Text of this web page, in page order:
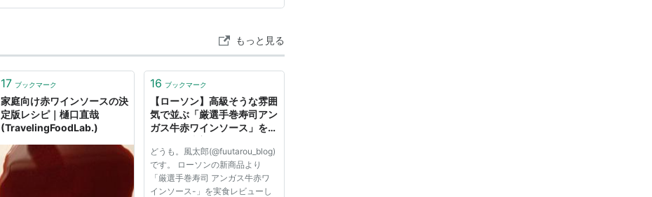
もっと見る
17 ブックマーク
家庭向け赤ワインソースの決
定版レシピ｜樋口直哉
(TravelingFoodLab.)
16 ブックマーク
【ローソン】高級そうな雰囲
気で並ぶ「厳選手巻寿司アン
ガス牛赤ワインソース」を実
どうも。風太郎(@fuutarou_blog)
です。 ローソンの新商品より
「厳選手巻寿司 アンガス牛赤ワ
インソース-」を実食レビューし